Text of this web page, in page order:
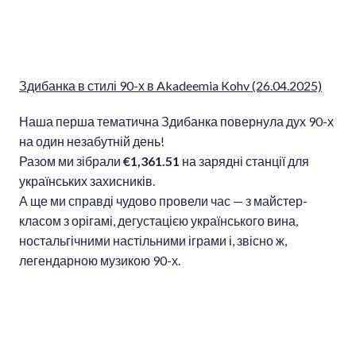
Здибанка в стилі 90-х в Akadeemia Kohv (26.04.2025)
Наша перша тематична Здибанка повернула дух 90-х
на один незабутній день!
Разом ми зібрали €1,361.51 на зарядні станції для
українських захисників.
А ще ми справді чудово провели час — з майстер-
класом з орігамі, дегустацією українського вина,
ностальгічними настільними іграми і, звісно ж,
легендарною музикою 90-х.